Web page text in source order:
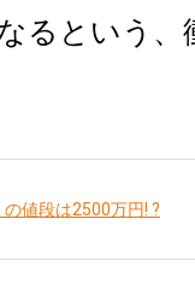
るという、
値段は2500万円! ?